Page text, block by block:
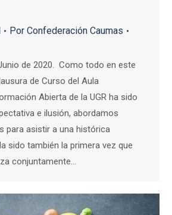
Por Confederación Caumas
de 2020. Como todo en este
de Curso del Aula
Abierta de la UGR ha sido
e ilusión, abordamos
para asistir a una histórica
sido también la primera vez que
conjuntamente…